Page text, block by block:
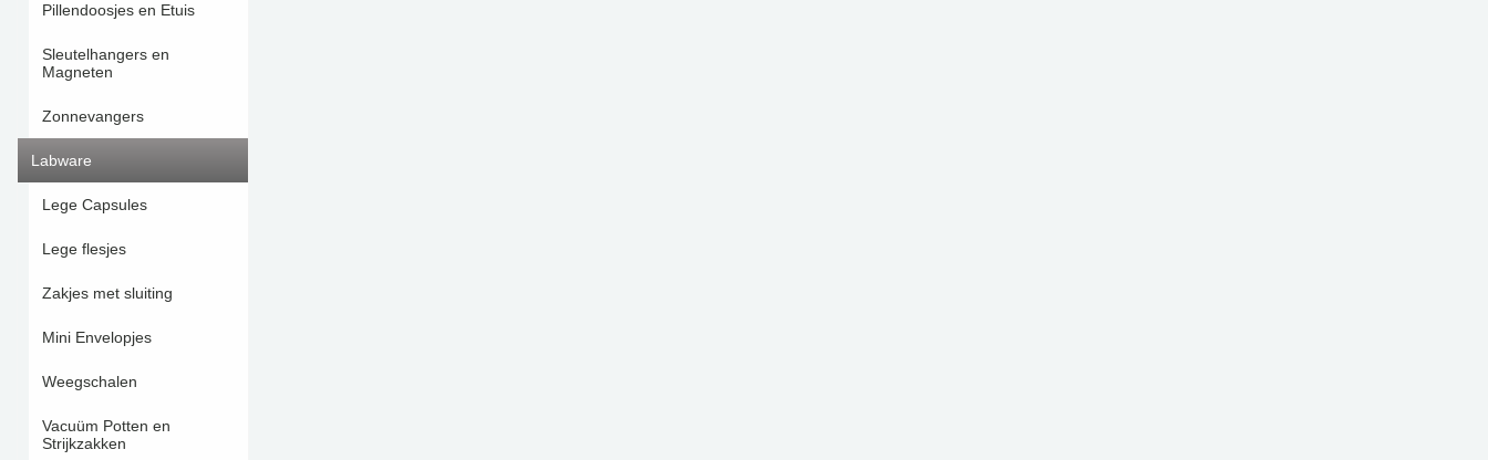
Pillendoosjes en Etuis
Sleutelhangers en
Magneten
Zonnevangers
Labware
Lege Capsules
Lege flesjes
Zakjes met sluiting
Mini Envelopjes
Weegschalen
Vacuüm Potten en
Strijkzakken